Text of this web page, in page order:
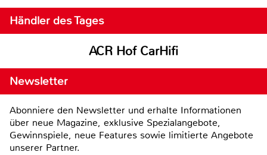
Händler des Tages
ACR Hof CarHifi
Newsletter
Abonniere den Newsletter und erhalte Informationen
über neue Magazine, exklusive Spezialangebote,
Gewinnspiele, neue Features sowie limitierte Angebote
unserer Partner.